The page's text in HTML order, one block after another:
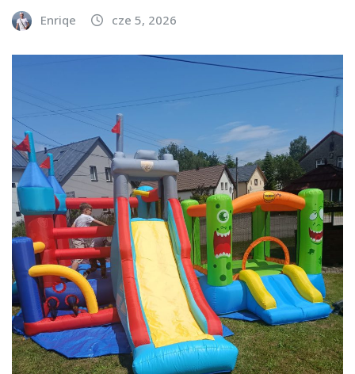
Enriqe cze 5, 2026